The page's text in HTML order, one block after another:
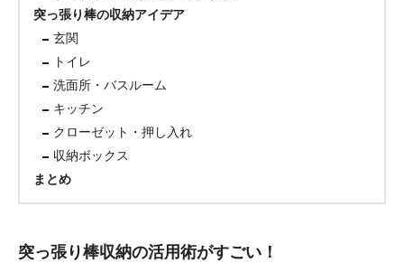
突っ張り棒の収納アイデア
玄関
トイレ
洗面所・バスルーム
キッチン
クローゼット・押し入れ
収納ボックス
まとめ
突っ張り棒収納の活用術がすごい！